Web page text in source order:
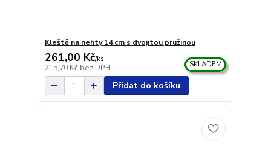
Kleště na nehty 14 cm s dvojitou pružinou
261,00 Kč/ks
215,70 Kč bez DPH SKLADEM
Přidat do košíku